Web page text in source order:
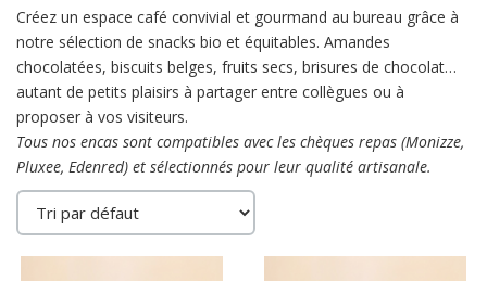
Créez un espace café convivial et gourmand au bureau grâce à
notre sélection de snacks bio et équitables. Amandes
chocolatées, biscuits belges, fruits secs, brisures de chocolat…
autant de petits plaisirs à partager entre collègues ou à
proposer à vos visiteurs.
Tous nos encas sont compatibles avec les chèques repas (Monizze,
Pluxee, Edenred) et sélectionnés pour leur qualité artisanale.